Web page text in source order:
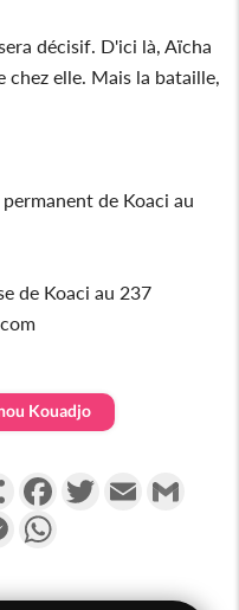
décisif. D'ici là, Aïcha
chez elle. Mais la bataille,
de Koaci au
de Koaci au 237
Kouadjo
PartagerFacebookTwitterEmail
Messenger